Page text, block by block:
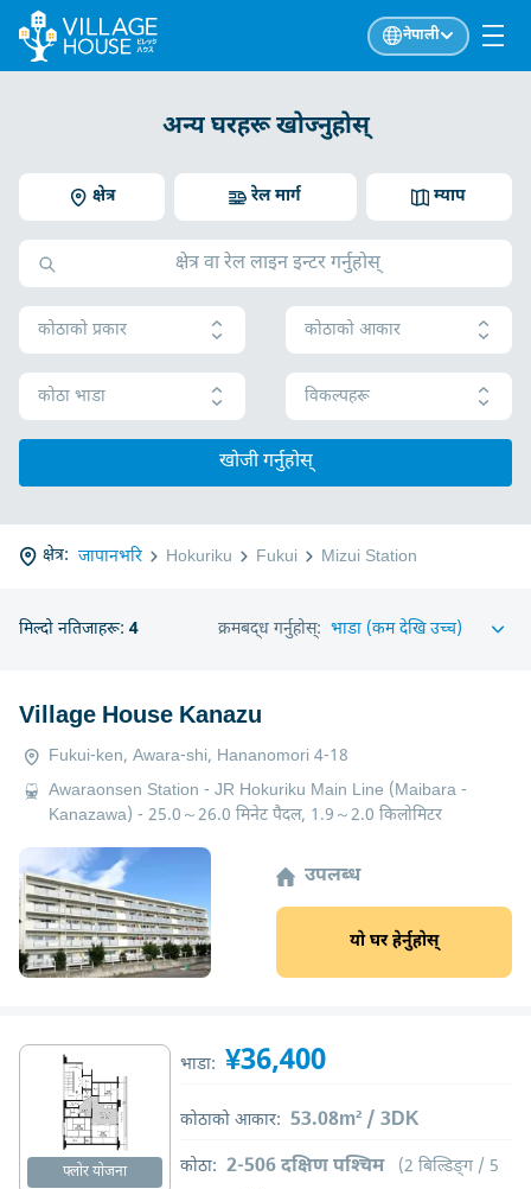
नेपाली
अन्य घरहरू खोज्नुहोस्
क्षेत्र म्याप
रेल मार्ग
कोठाको प्रकार कोठाको आकार
कोठा भाडा विकल्पहरू
खोजी गर्नुहोस्
क्षेत्र: जापानभरि Hokuriku Fukui Mizui Station
मिल्दो नतिजाहरू: 4 क्रमबद्ध गर्नुहोस्:
Village House Kanazu
Fukui-ken, Awara-shi, Hananomori 4-18
Awaraonsen Station - JR Hokuriku Main Line (Maibara -
Kanazawa) - 25.0～26.0 मिनेट पैदल, 1.9～2.0 किलोमिटर
उपलब्ध
यो घर हेर्नुहोस्
फ्लोर योजना
भाडा: ¥36,400
कोठाको आकार: 53.08m² / 3DK
कोठा: 2-506 दक्षिण पश्चिम
(2 बिल्डिङ्ग / 5